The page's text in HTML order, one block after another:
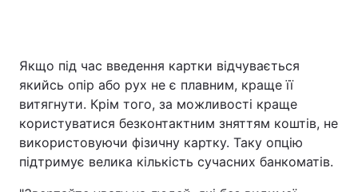
Якщо під час введення картки відчувається
якийсь опір або рух не є плавним, краще її
витягнути. Крім того, за можливості краще
користуватися безконтактним зняттям коштів, не
використовуючи фізичну картку. Таку опцію
підтримує велика кількість сучасних банкоматів.